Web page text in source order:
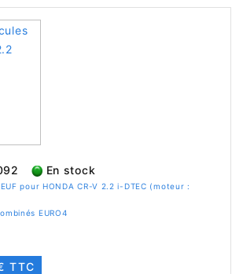
En stock
pour HONDA CR-V 2.2 i-DTEC (moteur :
EURO4
TTC